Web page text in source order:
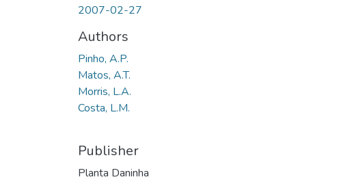
2007-02-27
Authors
Pinho, A.P.
Matos, A.T.
Morris, L.A.
Costa, L.M.
Publisher
Planta Daninha